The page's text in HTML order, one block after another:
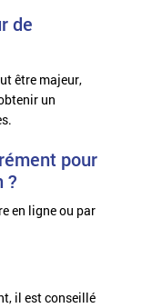
de
être majeur,
un
pour
?
en ligne ou par
il est conseillé